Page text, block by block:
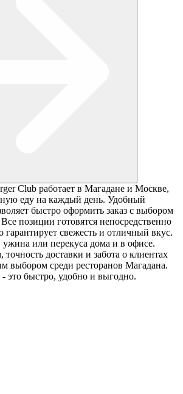
Club работает в Магадане и Москве,
еду на каждый день. Удобный
быстро оформить заказ с выбором
позиции готовятся непосредственно
гарантирует свежесть и отличный вкус.
ужина или перекуса дома и в офисе.
доставки и забота о клиентах
выбором среди ресторанов Магадана.
это быстро, удобно и выгодно.